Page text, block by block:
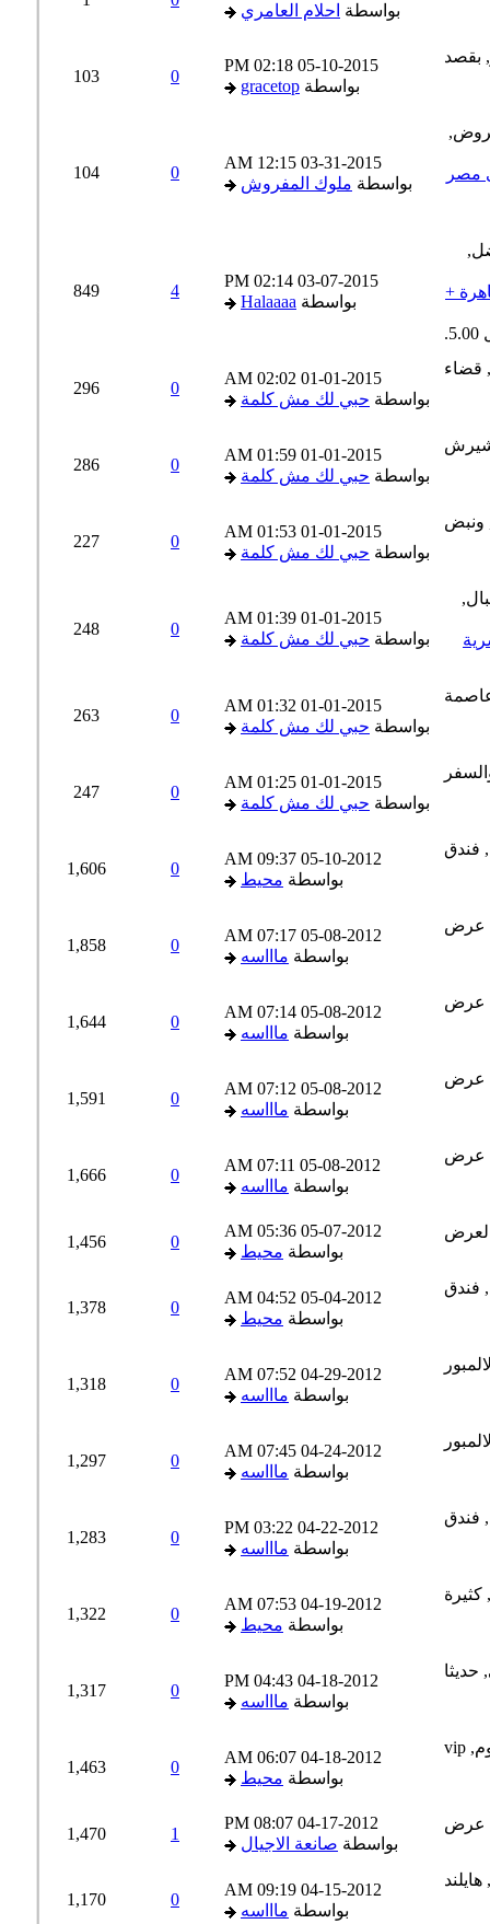
بواسطةاحلام العامري
05-10-2015
02:18 PM
بواسطةgracetop
103
مصر
03-31-2015
12:15 AM
بواسطةملوك المفروش
104
+
03-07-2015
02:14 PM
بواسطةHalaaaa
849
01-01-2015
02:02 AM
بواسطةحبي لك مش كلمة
296
01-01-2015
01:59 AM
بواسطةحبي لك مش كلمة
286
01-01-2015
01:53 AM
بواسطةحبي لك مش كلمة
227
01-01-2015
01:39 AM
بواسطةحبي لك مش كلمة
248
01-01-2015
01:32 AM
بواسطةحبي لك مش كلمة
263
01-01-2015
01:25 AM
بواسطةحبي لك مش كلمة
247
05-10-2012
09:37 AM
بواسطةمحيط
1,606
05-08-2012
07:17 AM
بواسطةماااسه
1,858
05-08-2012
07:14 AM
بواسطةماااسه
1,644
05-08-2012
07:12 AM
بواسطةماااسه
1,591
05-08-2012
07:11 AM
بواسطةماااسه
1,666
05-07-2012
05:36 AM
بواسطةمحيط
1,456
05-04-2012
04:52 AM
بواسطةمحيط
1,378
04-29-2012
07:52 AM
بواسطةماااسه
1,318
04-24-2012
07:45 AM
بواسطةماااسه
1,297
04-22-2012
03:22 PM
بواسطةماااسه
1,283
04-19-2012
07:53 AM
بواسطةمحيط
1,322
04-18-2012
04:43 PM
بواسطةماااسه
1,317
04-18-2012
06:07 AM
بواسطةمحيط
1,463
04-17-2012
08:07 PM
بواسطةصانعة الاجيال
1,470
04-15-2012
09:19 AM
بواسطةماااسه
1,170